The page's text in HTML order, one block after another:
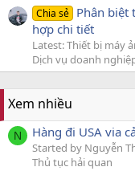
Chia sẻ Phân biệt
hợp chi tiết
Latest: Thiết bị máy
Dịch vụ doanh
Xem nhiều
N Hàng đi USA via
Started by Nguyễn
Thủ tục hải quan